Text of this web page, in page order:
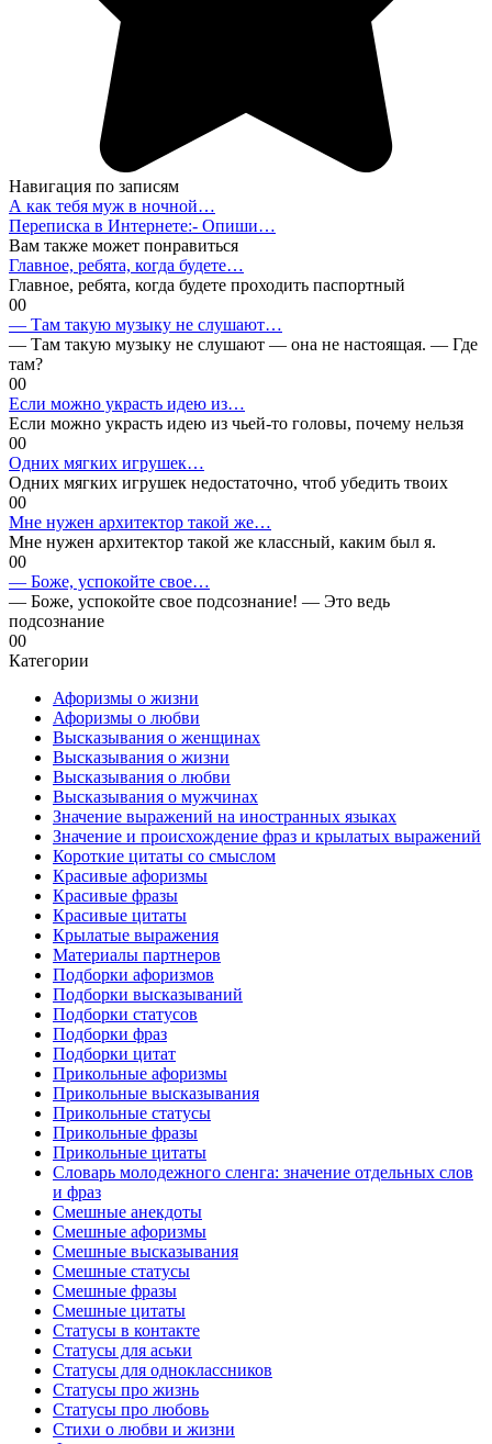
Навигация по записям
А как тебя муж в ночной…
Переписка в Интернете:- Опиши…
Вам также может понравиться
Главное, ребята, когда будете…
Главное, ребята, когда будете проходить паспортный
00
— Там такую музыку не слушают…
— Там такую музыку не слушают — она не настоящая. — Где
там?
00
Если можно украсть идею из…
Если можно украсть идею из чьей-то головы, почему нельзя
00
Одних мягких игрушек…
Одних мягких игрушек недостаточно, чтоб убедить твоих
00
Мне нужен архитектор такой же…
Мне нужен архитектор такой же классный, каким был я.
00
— Боже, успокойте свое…
— Боже, успокойте свое подсознание! — Это ведь
подсознание
00
Категории
Афоризмы о жизни
Афоризмы о любви
Высказывания о женщинах
Высказывания о жизни
Высказывания о любви
Высказывания о мужчинах
Значение выражений на иностранных языках
Значение и происхождение фраз и крылатых выражений
Короткие цитаты со смыслом
Красивые афоризмы
Красивые фразы
Красивые цитаты
Крылатые выражения
Материалы партнеров
Подборки афоризмов
Подборки высказываний
Подборки статусов
Подборки фраз
Подборки цитат
Прикольные афоризмы
Прикольные высказывания
Прикольные статусы
Прикольные фразы
Прикольные цитаты
Словарь молодежного сленга: значение отдельных слов
и фраз
Смешные анекдоты
Смешные афоризмы
Смешные высказывания
Смешные статусы
Смешные фразы
Смешные цитаты
Статусы в контакте
Статусы для аськи
Статусы для одноклассников
Статусы про жизнь
Статусы про любовь
Стихи о любви и жизни